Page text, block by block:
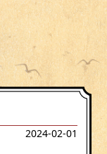
2024-02-01